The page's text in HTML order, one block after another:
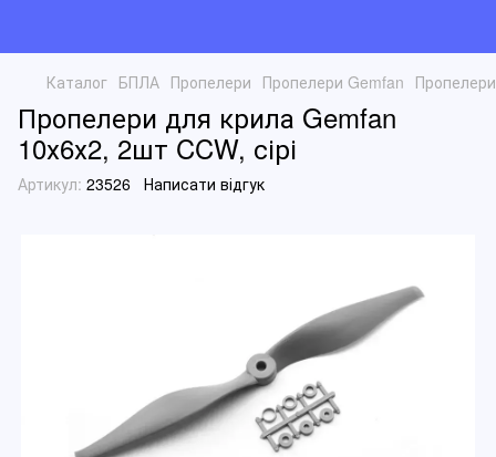
Каталог БПЛА Пропелери Пропелери Gemfan
Пропелери для крила Gemfan
10х6х2, 2шт CCW, сірі
Артикул: 23526 Написати відгук